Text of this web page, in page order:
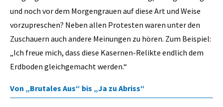
und noch vor dem Morgengrauen auf diese Art und Weise
vorzupreschen? Neben allen Protesten waren unter den
Zuschauern auch andere Meinungen zu hören. Zum Beispiel:
„Ich freue mich, dass diese Kasernen-Relikte endlich dem
Erdboden gleichgemacht werden.“
Von „Brutales Aus“ bis „Ja zu Abriss“